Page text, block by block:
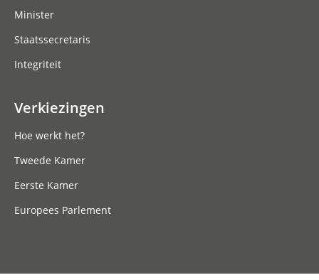
Minister
Staatssecretaris
Integriteit
Verkiezingen
Hoe werkt het?
Tweede Kamer
Eerste Kamer
Europees Parlement